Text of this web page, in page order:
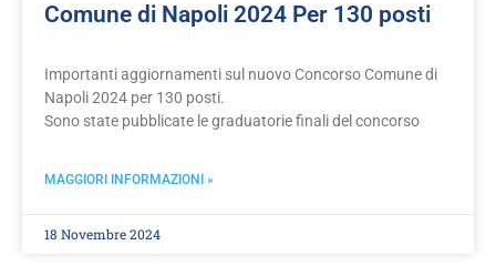
Comune di Napoli 2024 Per 130 posti
Importanti aggiornamenti sul nuovo Concorso Comune di
Napoli 2024 per 130 posti.
Sono state pubblicate le graduatorie finali del concorso
MAGGIORI INFORMAZIONI »
18 Novembre 2024